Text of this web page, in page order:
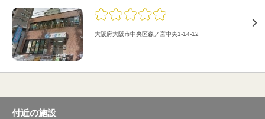
大阪府大阪市中央区森ノ宮中央1-14-12
付近の施設